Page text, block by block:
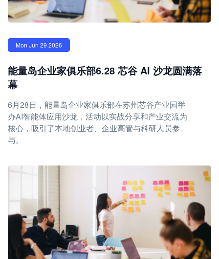
Mon Jun 29 2026
能量岛企业家俱乐部6.28 芯谷 AI 沙龙圆满落
幕
6月28日，能量岛企业家俱乐部在苏州芯谷产业园举
办AI智能体应用沙龙，活动以实战分享和产业交流为
核心，吸引了本地创业者、企业高管与科研人员参
与。